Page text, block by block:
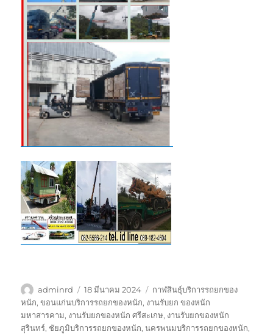
ผู้
เขียน
adminrd
เขียน
เมื่อ
18 มีนาคม 2024
ป้าย
กำกับ
กาฬสินธุ์บริการรถยกของ
หนัก,ขอนแก่นบริการรถยกของหนัก, งานรับยก ของหนัก
มหาสารคาม, งานรับยกของหนัก ศรีสะเกษ, งานรับยกของหนัก
สุรินทร์, ชัยภูมิบริการรถยกของหนัก,นครพนมบริการรถยกของหนัก,